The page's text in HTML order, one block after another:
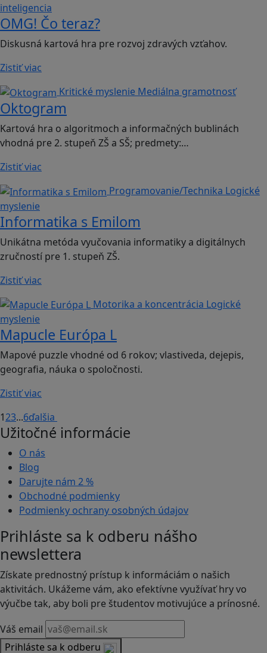
inteligencia
OMG! Čo teraz?
Diskusná kartová hra pre rozvoj zdravých vzťahov.
Zistiť viac
Kritické myslenie Mediálna gramotnosť
Oktogram
Kartová hra o algoritmoch a informačných bublinách
vhodná pre 2. stupeň ZŠ a SŠ; predmety:…
Zistiť viac
Programovanie/Technika Logické
myslenie
Informatika s Emilom
Unikátna metóda vyučovania informatiky a digitálnych
zručností pre 1. stupeň ZŠ.
Zistiť viac
Motorika a koncentrácia Logické
myslenie
Mapucle Európa L
Mapové puzzle vhodné od 6 rokov; vlastiveda, dejepis,
geografia, náuka o spoločnosti.
Zistiť viac
123...6ďalšia
Užitočné informácie
O nás
Blog
Darujte nám 2 %
Obchodné podmienky
Podmienky ochrany osobných údajov
Prihláste sa k odberu nášho
newslettera
Získate prednostný prístup k informáciám o našich
aktivitách. Ukážeme vám, ako efektívne využívať hry vo
výučbe tak, aby boli pre študentov motivujúce a prínosné.
Váš email
Prihláste sa k odberu